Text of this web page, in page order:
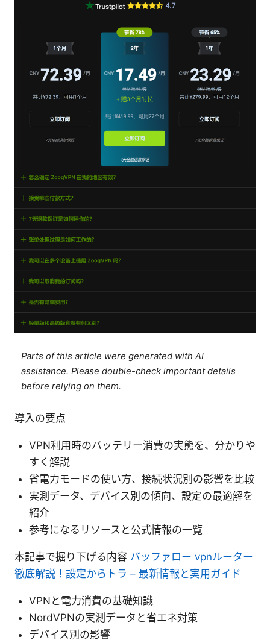
Parts of this article were generated with AI
assistance. Please double-check important details
before relying on them.
導入の要点
VPN利用時のバッテリー消費の実態を、分かりや
すく解説
省電力モードの使い方、接続状況別の影響を比較
実測データ、デバイス別の傾向、設定の最適解を
紹介
参考になるリソースと公式情報の一覧
本記事で掘り下げる内容 バッファロー vpnルーター
徹底解説！設定からトラ – 最新情報と実用ガイド
VPNと電力消費の基礎知識
NordVPNの実測データと省エネ対策
デバイス別の影響